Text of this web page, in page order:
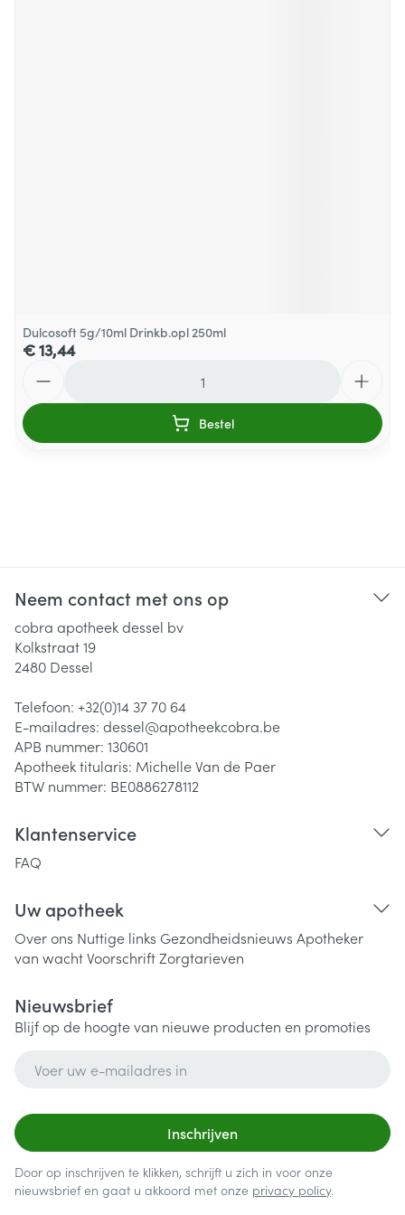
Dulcosoft 5g/10ml Drinkb.opl 250ml
€ 13,44
Bestel
Neem contact met ons op
cobra apotheek dessel bv
Kolkstraat 19
2480 Dessel
Telefoon: +32(0)14 37 70 64
E-mailadres: dessel@apotheekcobra.be
APB nummer: 130601
Apotheek titularis: Michelle Van de Paer
BTW nummer: BE0886278112
Klantenservice
FAQ
Uw apotheek
Over ons Nuttige links Gezondheidsnieuws Apotheker
van wachtVoorschriftZorgtarieven
Nieuwsbrief
Blijf op de hoogte van nieuwe producten en promoties
Inschrijven
Door op inschrijven te klikken, schrijft u zich in voor onze
nieuwsbrief en gaat u akkoord met onze privacy policy.